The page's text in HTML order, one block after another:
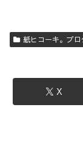
紙ヒコーキ。ブロ
X